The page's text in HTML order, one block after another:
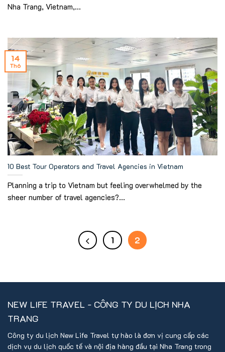
Nha Trang, Vietnam,...
10 Best Tour Operators and Travel Agencies in Vietnam
Planning a trip to Vietnam but feeling overwhelmed by the
sheer number of travel agencies?...
14
Th6
1 2
NEW LIFE TRAVEL - CÔNG TY DU LỊCH NHA
TRANG
Công ty du lịch New Life Travel tự hào là đơn vị cung cấp các
dịch vụ du lịch quốc tế và nội địa hàng đầu tại Nha Trang trong